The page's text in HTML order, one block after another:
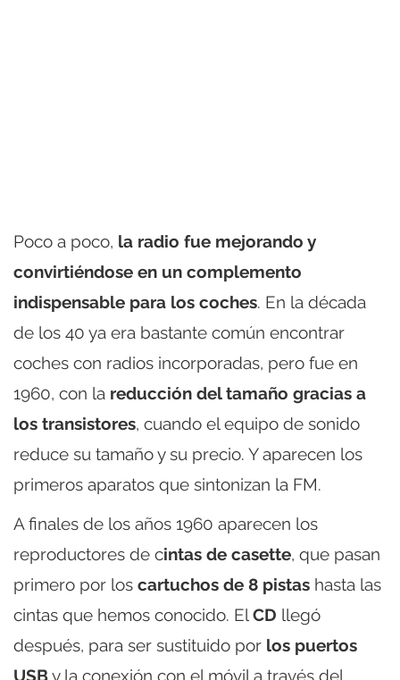
Poco a poco, la radio fue mejorando y
convirtiéndose en un complemento
indispensable para los coches. En la década
de los 40 ya era bastante común encontrar
coches con radios incorporadas, pero fue en
1960, con la reducción del tamaño gracias a
los transistores, cuando el equipo de sonido
reduce su tamaño y su precio. Y aparecen los
primeros aparatos que sintonizan la FM.
A finales de los años 1960 aparecen los
reproductores de cintas de casette, que pasan
primero por los cartuchos de 8 pistas hasta las
cintas que hemos conocido. ElCD llegó
después, para ser sustituido por los puertos
USBy la conexión con el móvil a través del